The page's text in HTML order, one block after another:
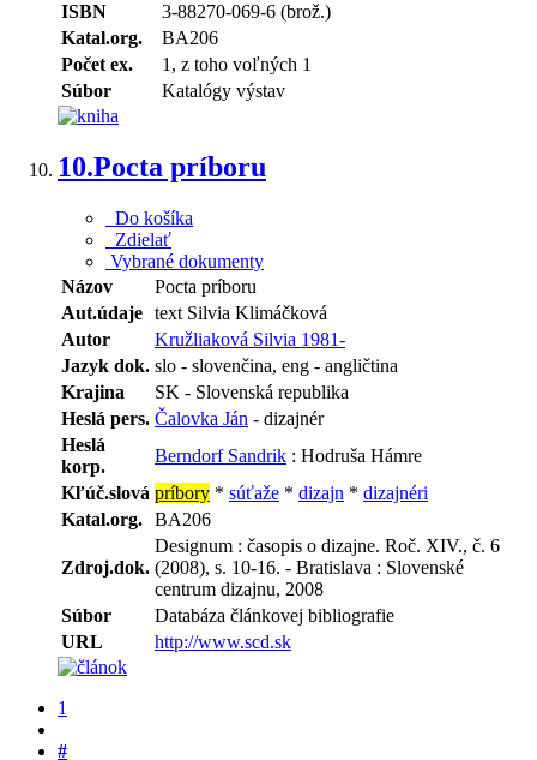
ISBN
3-88270-069-6 (brož.)
Katal.org.
BA206
Počet ex.
1, z toho voľných 1
Súbor
Katalógy výstav
10.Pocta príboru
Do košíka
Zdielať
Vybrané dokumenty
Názov
Pocta príboru
Aut.údaje text Silvia Klimáčková
Autor
Kružliaková Silvia 1981-
Jazyk dok. slo - slovenčina, eng - angličtina
Krajina
SK - Slovenská republika
Heslá pers. Čalovka Ján - dizajnér
Heslá
korp.
Berndorf Sandrik : Hodruša Hámre
Kľúč.slová príbory * súťaže * dizajn * dizajnéri
Katal.org. BA206
Zdroj.dok.
Designum : časopis o dizajne. Roč. XIV., č. 6
(2008), s. 10-16. - Bratislava : Slovenské
centrum dizajnu, 2008
Súbor
Databáza článkovej bibliografie
URL
http://www.scd.sk
1
#